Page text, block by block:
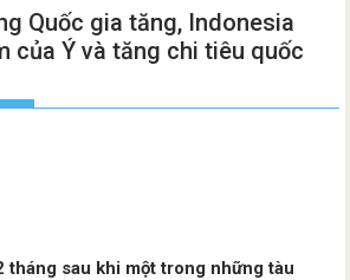
Quốc gia tăng, Indonesia
của Ý và tăng chi tiêu quốc
tháng sau khi một trong những tàu